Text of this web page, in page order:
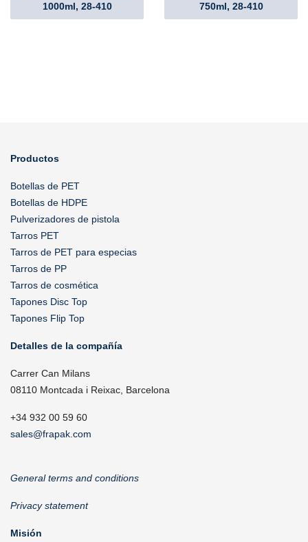
1000ml, 28-410
750ml, 28-410
Productos
Botellas de PET
Botellas de HDPE
Pulverizadores de pistola
Tarros PET
Tarros de PET para especias
Tarros de PP
Tarros de cosmética
Tapones Disc Top
Tapones Flip Top
Detalles de la compañía
Carrer Can Milans
08110 Montcada i Reixac, Barcelona
+34 932 00 59 60
sales@frapak.com
General terms and conditions
Privacy statement
Misión